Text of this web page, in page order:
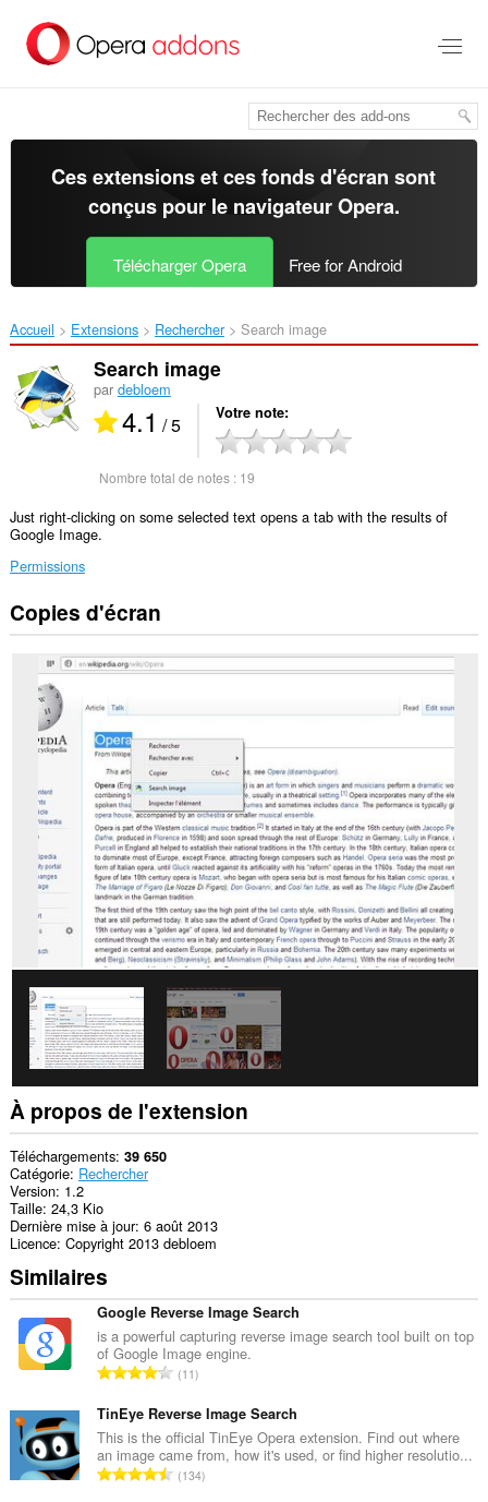
contenu
Ces extensions et ces fonds d'écran sont
conçus pour le navigateur Opera.
Télécharger Opera Free for Android
Accueil Extensions Rechercher Search image‎
Search image
par debloem
4.1 / 5 Votre note
Nombre total de notes : 19
Just right-clicking on some selected text opens a tab with the results of
Google Image.
Permissions
Cette
extension
accéder
données
sites.
Cette
extension
accéder
onglets
navigation.
Copies d'écran
À propos de l'extension
Téléchargements 39 650
Catégorie Rechercher
Version 1.2
Taille 24,3 Kio
Dernière mise à jour 6 août 2013
Licence Copyright 2013 debloem
Similaires
Google Reverse Image Search
is a powerful capturing reverse image search tool built on top
of Google Image engine.
N
m
b
r
e
11
TinEye Reverse Image Search
This is the official TinEye Opera extension. Find out where
an image came from, how it's used, or find higher resolutio...
N134